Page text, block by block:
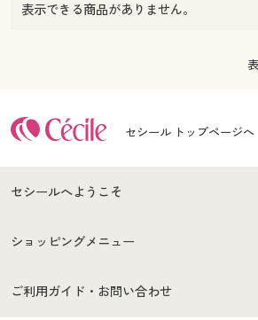
表示できる商品がありません。
セシール トップページへ
セシールへようこそ
はじめての方へ
セシールご利用規約
ショッピングメニュー
商品カテゴリ
ご利用ガイド・お問い合わせ